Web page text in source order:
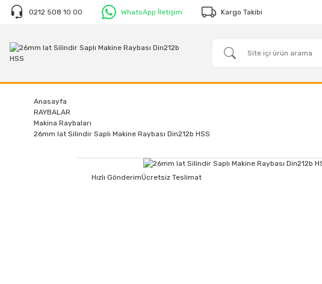
0212 508 10 00 WhatsApp İletişim Kargo Takibi
Anasayfa
RAYBALAR
Makina Raybaları
26mm Iat Silindir Saplı Makine Raybası Din212b HSS
Hızlı GönderimÜcretsiz Teslimat